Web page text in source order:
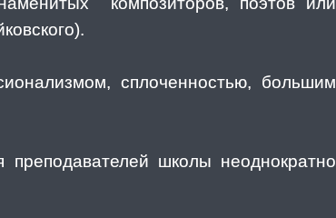
сплоченностью, большим
школы неоднократно